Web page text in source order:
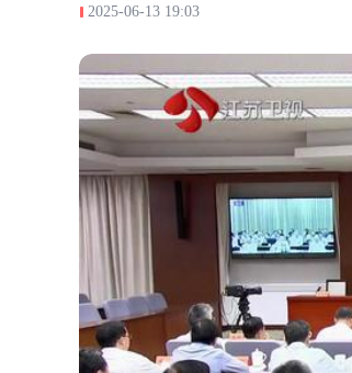
2025-06-13 19:03